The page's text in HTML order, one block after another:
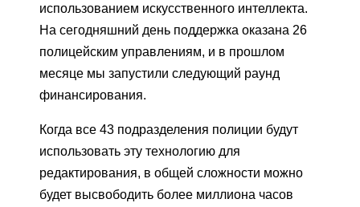
использованием искусственного интеллекта.
На сегодняшний день поддержка оказана 26
полицейским управлениям, и в прошлом
месяце мы запустили следующий раунд
финансирования.
Когда все 43 подразделения полиции будут
использовать эту технологию для
редактирования, в общей сложности можно
будет высвободить более миллиона часов